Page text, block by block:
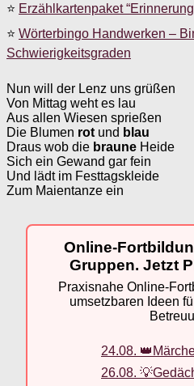
⭐ Erzählkartenpaket
⭐ Wörterbingo Handwerken –
Schwierigkeitsgraden
Nun will der Lenz uns grüßen
Von Mittag weht es lau
Aus allen Wiesen sprießen
Die Blumen rot und blau
Draus wob die braune Heide
Sich ein Gewand gar fein
Und lädt im Festtagskleide
Zum Maientanze ein
Online-
Gruppen. Jetzt
Praxisnahe Online-
umsetzbaren Ideen
24.08.
26.08.